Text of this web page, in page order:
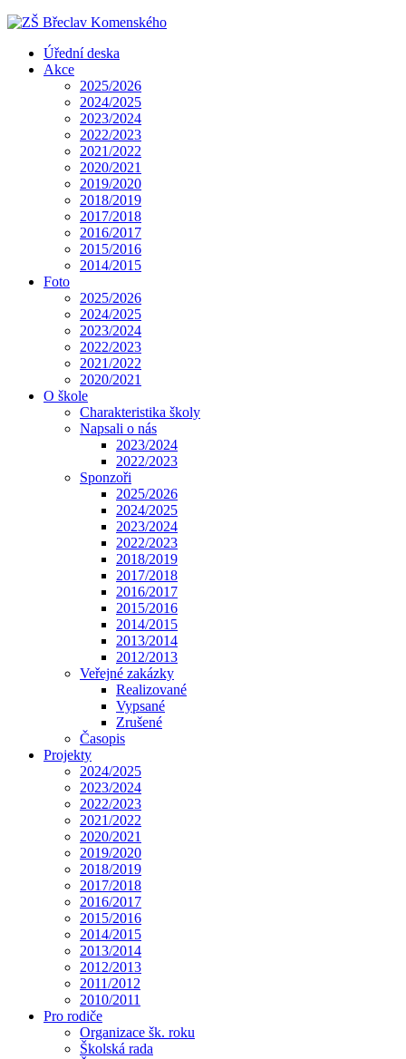
Úřední deska
Akce
2025/2026
2024/2025
2023/2024
2022/2023
2021/2022
2020/2021
2019/2020
2018/2019
2017/2018
2016/2017
2015/2016
2014/2015
Foto
2025/2026
2024/2025
2023/2024
2022/2023
2021/2022
2020/2021
O škole
Charakteristika školy
Napsali o nás
2023/2024
2022/2023
Sponzoři
2025/2026
2024/2025
2023/2024
2022/2023
2018/2019
2017/2018
2016/2017
2015/2016
2014/2015
2013/2014
2012/2013
Veřejné zakázky
Realizované
Vypsané
Zrušené
Časopis
Projekty
2024/2025
2023/2024
2022/2023
2021/2022
2020/2021
2019/2020
2018/2019
2017/2018
2016/2017
2015/2016
2014/2015
2013/2014
2012/2013
2011/2012
2010/2011
Pro rodiče
Organizace šk. roku
Školská rada